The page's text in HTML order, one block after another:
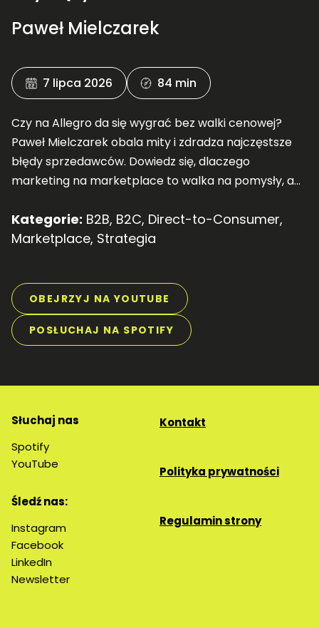
Paweł Mielczarek
7 lipca 2026 84 min
Czy na Allegro da się wygrać bez walki cenowej?
Paweł Mielczarek obala mity i zdradza najczęstsze
błędy sprzedawców. Dowiedz się, dlaczego
marketing na marketplace to walka na pomysły, a
Kategorie: B2B, B2C, Direct-to-Consumer,
Marketplace, Strategia
OBEJRZYJ NA YOUTUBE
POSŁUCHAJ NA SPOTIFY
Słuchaj nas
Spotify
YouTube
Śledź nas:
Instagram
Facebook
LinkedIn
Newsletter
Kontakt
Polityka prywatności
Regulamin strony